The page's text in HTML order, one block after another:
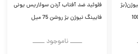
فلوئید ضد آفتاب آردن سولاریس یونی
فایینگ نیوژن بژ روشن 75 میل
ــــــ ناموجود ــــــ